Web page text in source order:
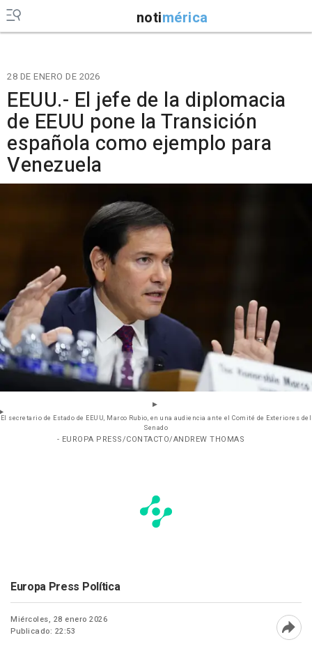
notimérica
28 DE ENERO DE 2026
EEUU.- El jefe de la diplomacia
de EEUU pone la Transición
española como ejemplo para
Venezuela
El secretario de Estado de EEUU, Marco Rubio, en una audiencia ante el Comité de Exteriores del
Senado
- EUROPA PRESS/CONTACTO/ANDREW THOMAS
Europa Press Política
Miércoles, 28 enero 2026
Publicado: 22:53